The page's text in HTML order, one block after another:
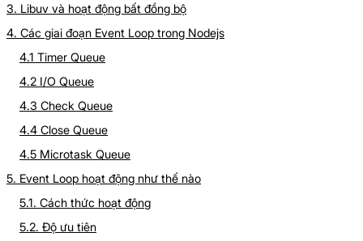
3. Libuv và hoạt động bất đồng bộ
4. Các giai đoạn Event Loop trong Nodejs
4.1 Timer Queue
4.2 I/O Queue
4.3 Check Queue
4.4 Close Queue
4.5 Microtask Queue
5. Event Loop hoạt động như thế nào
5.1. Cách thức hoạt động
5.2. Độ ưu tiên